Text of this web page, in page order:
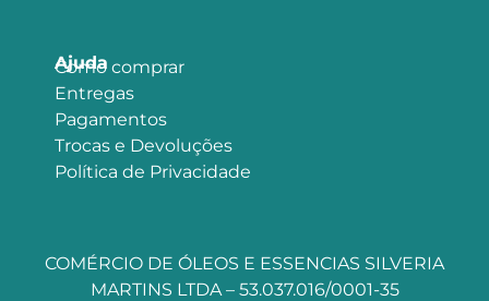
Ajuda
Como comprar
Entregas
Pagamentos
Trocas e Devoluções
Política de Privacidade
COMÉRCIO DE ÓLEOS E ESSENCIAS SILVERIA
MARTINS LTDA – 53.037.016/0001-35